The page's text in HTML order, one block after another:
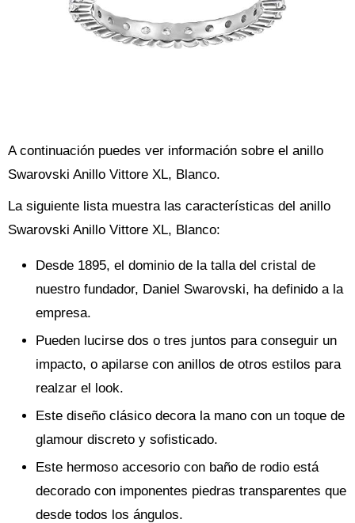
A continuación puedes ver información sobre el anillo
Swarovski Anillo Vittore XL, Blanco.
La siguiente lista muestra las características del anillo
Swarovski Anillo Vittore XL, Blanco:
Desde 1895, el dominio de la talla del cristal de
nuestro fundador, Daniel Swarovski, ha definido a la
empresa.
Pueden lucirse dos o tres juntos para conseguir un
impacto, o apilarse con anillos de otros estilos para
realzar el look.
Este diseño clásico decora la mano con un toque de
glamour discreto y sofisticado.
Este hermoso accesorio con baño de rodio está
decorado con imponentes piedras transparentes que
desde todos los ángulos.